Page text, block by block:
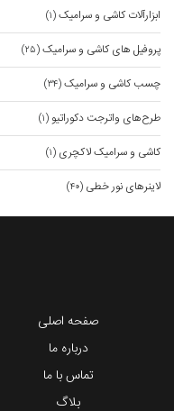
ابزارآلات کاشی و سرامیک(۱)
پروفیل های کاشی و سرامیک(۲۵)
چسب کاشی و سرامیک(۳۴)
طرح‌های واترجت دکوراتیو (۱)
کاشی و سرامیک لاکچری (۱)
لاینرهای نور خطی (۴۰)
صفحه اصلی
درباره ما
تماس با ما
بلاگ